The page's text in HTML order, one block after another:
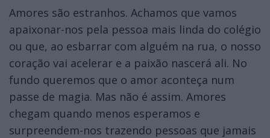
Amores são estranhos. Achamos que vamos
apaixonar-nos pela pessoa mais linda do colégio
ou que, ao esbarrar com alguém na rua, o nosso
coração vai acelerar e a paixão nascerá ali. No
fundo queremos que o amor aconteça num
passe de magia. Mas não é assim. Amores
chegam quando menos esperamos e
surpreendem-nos trazendo pessoas que jamais